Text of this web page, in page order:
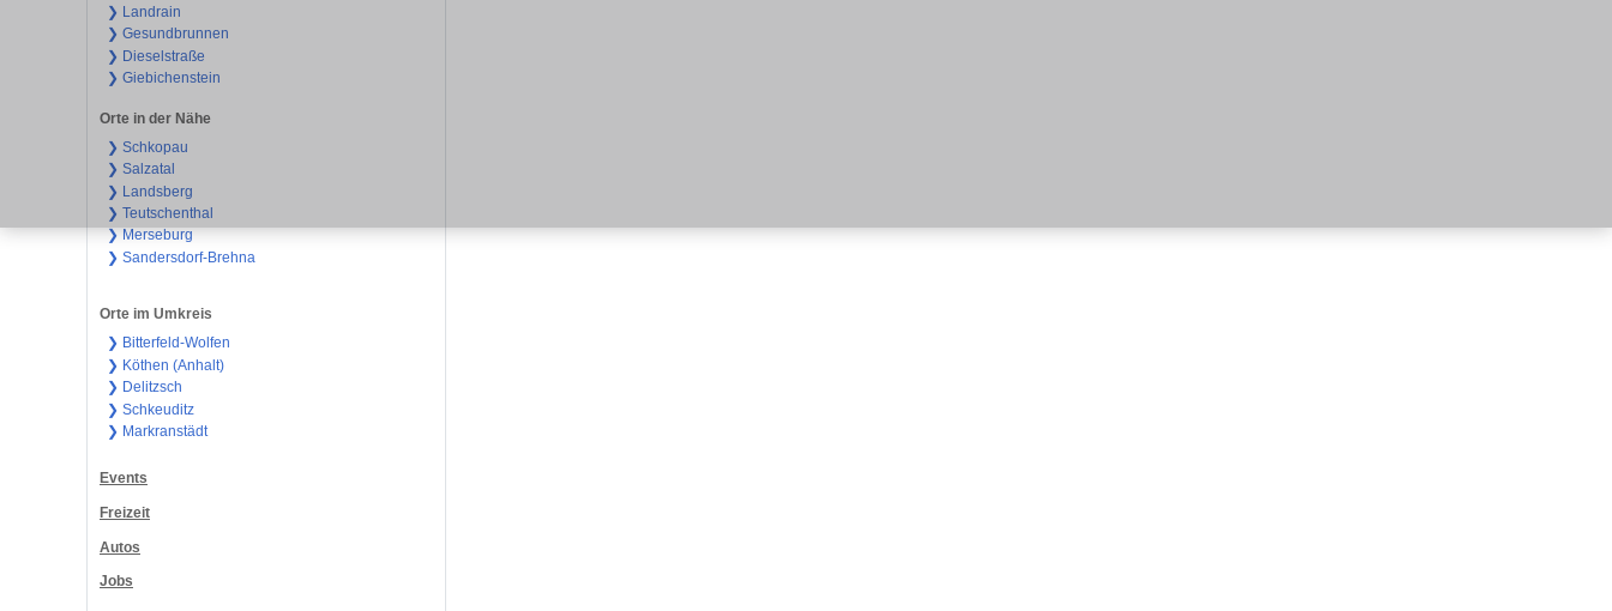
❯ Landrain
❯ Gesundbrunnen
❯ Dieselstraße
❯ Giebichenstein
Orte in der Nähe
❯ Schkopau
❯ Salzatal
❯ Landsberg
❯ Teutschenthal
❯ Merseburg
❯ Sandersdorf-Brehna
Orte im Umkreis
❯ Bitterfeld-Wolfen
❯ Köthen (Anhalt)
❯ Delitzsch
❯ Schkeuditz
❯ Markranstädt
Events
Freizeit
Autos
Jobs